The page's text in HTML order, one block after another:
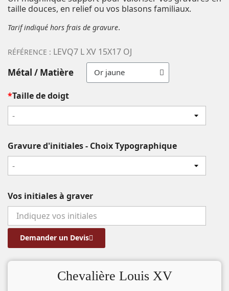
taille douces, en relief ou vos blasons familiaux.
Tarif indiqué hors frais de gravure.
RÉFÉRENCE : LEVQ7 L XV 15X17 OJ
Métal / Matière
*Taille de doigt
-
Gravure d'initiales - Choix Typographique
-
Vos initiales à graver
Demander un Devis
Chevalière Louis XV